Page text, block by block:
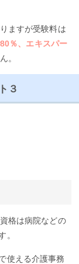
ますが受験料は
％、エキスパー
。
３
格は病院などの
。
使える介護事務